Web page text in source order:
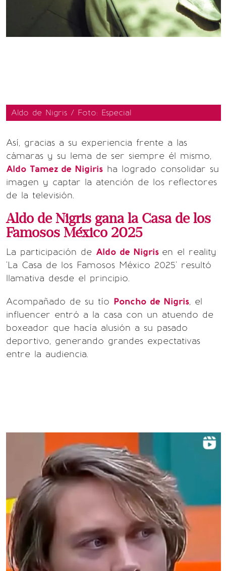
Aldo de Nigris / Foto: Especial
Así, gracias a su experiencia frente a las
cámaras y su lema de ser siempre él mismo,
Aldo Tamez de Nigiris ha logrado consolidar su
imagen y captar la atención de los reflectores
de la televisión.
Aldo de Nigris gana la Casa de los
Famosos México 2025
La participación de Aldo de Nigris en el reality
'La Casa de los Famosos México 2025' resultó
llamativa desde el principio.
Acompañado de su tío Poncho de Nigris, el
influencer entró a la casa con un atuendo de
boxeador que hacía alusión a su pasado
deportivo, generando grandes expectativas
entre la audiencia.